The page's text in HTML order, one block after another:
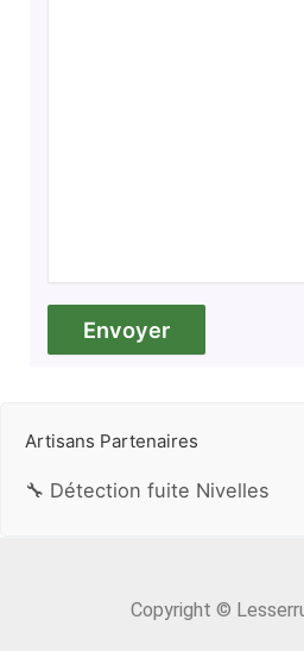
Artisans Partenaires
🔧 Détection fuite Nivelles
Copyright ©